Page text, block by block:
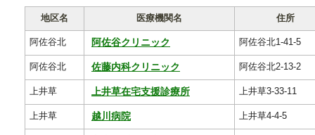
地区名 医療機関名 住所
阿佐谷北 阿佐谷クリニック 阿佐谷北1-41-5
阿佐谷北 佐藤内科クリニック 阿佐谷北2-13-2
上井草 上井草在宅支援診療所 上井草3-33-11
上井草 越川病院 上井草4-4-5